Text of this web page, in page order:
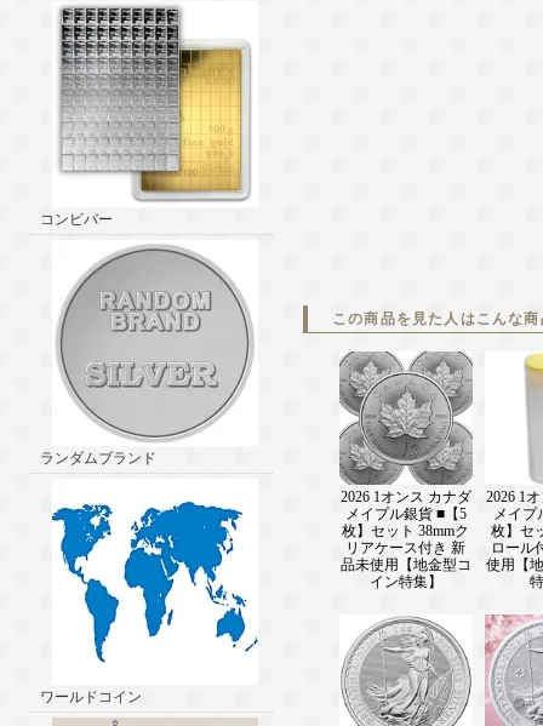
コンビバー
ランダムブランド
ワールドコイン
この商品を見た人はこんな
2026 1オンス カナダ
メイプル銀貨 ■【5
枚】セット 38mmク
リアケース付き 新
品未使用【地金型コ
イン特集】
2026 1
メイプ
枚】セ
ロール
使用【